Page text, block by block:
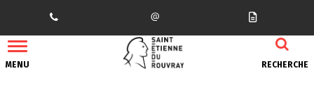
MENU RECHERCHE